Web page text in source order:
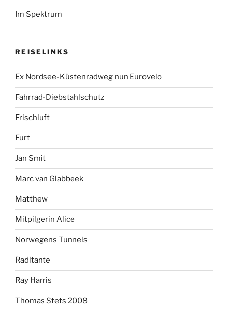
Im Spektrum
REISELINKS
Ex Nordsee-Küstenradweg nun Eurovelo
Fahrrad-Diebstahlschutz
Frischluft
Furt
Jan Smit
Marc van Glabbeek
Matthew
Mitpilgerin Alice
Norwegens Tunnels
Radltante
Ray Harris
Thomas Stets 2008